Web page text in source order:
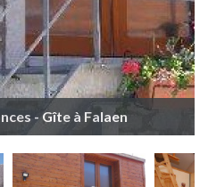
- Gîte à Falaen